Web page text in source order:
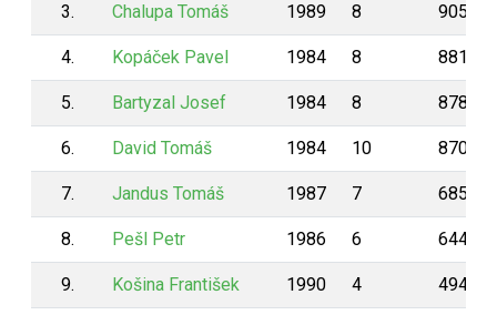
3. Chalupa Tomáš 1989 8 905
4. Kopáček Pavel 1984 8 881
5. Bartyzal Josef 1984 8 878
6. David Tomáš 1984 10 870
7. Jandus Tomáš 1987 7 685
8. Pešl Petr 1986 6 644
9. Košina František 1990 4 494